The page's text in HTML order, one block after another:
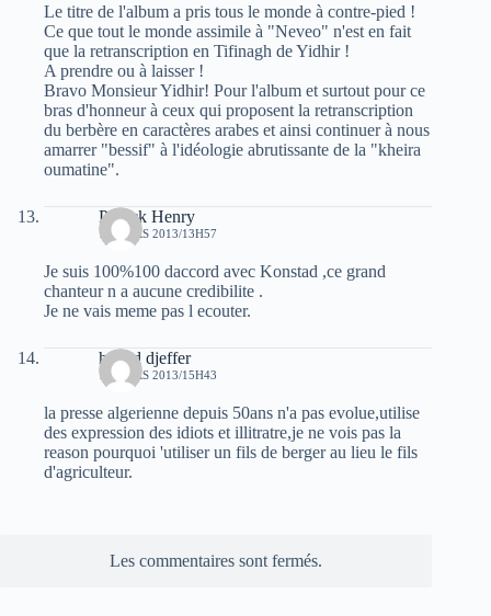
Le titre de l'album a pris tous le monde à contre-pied !
Ce que tout le monde assimile à "Neveo" n'est en fait
que la retranscription en Tifinagh de Yidhir !
A prendre ou à laisser !
Bravo Monsieur Yidhir! Pour l'album et surtout pour ce
bras d'honneur à ceux qui proposent la retranscription
du berbère en caractères arabes et ainsi continuer à nous
amarrer "bessif" à l'idéologie abrutissante de la "kheira
oumatine".
Patrick Henry
15 MARS 2013/13H57
Je suis 100%100 daccord avec Konstad ,ce grand
chanteur n a aucune credibilite .
Je ne vais meme pas l ecouter.
hamid djeffer
16 MARS 2013/15H43
la presse algerienne depuis 50ans n'a pas evolue,utilise
des expression des idiots et illitratre,je ne vois pas la
reason pourquoi 'utiliser un fils de berger au lieu le fils
d'agriculteur.
Les commentaires sont fermés.